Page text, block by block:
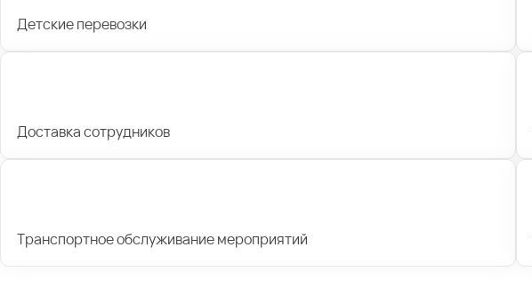
Детские перевозки
Доставка сотрудников
Транспортное обслуживание мероприятий